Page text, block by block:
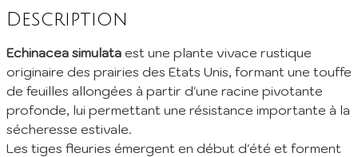
Description
Echinacea simulata est une plante vivace rustique
originaire des prairies des Etats Unis, formant une touffe
de feuilles allongées à partir d'une racine pivotante
profonde, lui permettant une résistance importante à la
sécheresse estivale.
Les tiges fleuries émergent en début d'été et forment
dernières infos de la pépinière: Nouvelles plantes ajoutées au
cours... (1 mail/ mois max)
EMail :
Je m'abonne
En envoyant mes informations, j'accepte votrePolitique de confidentialité